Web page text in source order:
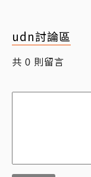
udn討論區
共 0 則留言